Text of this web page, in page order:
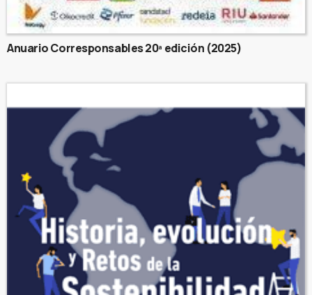
Anuario Corresponsables 20ª edición (2025)